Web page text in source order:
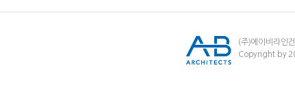
(주)에이비라인
Copyright by